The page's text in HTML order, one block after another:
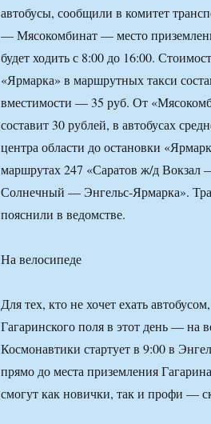
автобусы, сообщили в комитет
— Мясокомбинат — место
будет ходить с 8:00 до 16:00.
«Ярмарка» в маршрутных такси
вместимости — 35 руб. От
составит 30 рублей, в автобусах
центра области до остановки
маршрутах 247 «Саратов ж/д Вокзал
Солнечный — Энгельс-Ярмарка».
пояснили в ведомстве.
На велосипеде
Для тех, кто не хочет ехать
Гагаринского поля в этот день —
Космонавтики стартует в 9:00 в
прямо до места приземления
смогут как новички, так и профи —